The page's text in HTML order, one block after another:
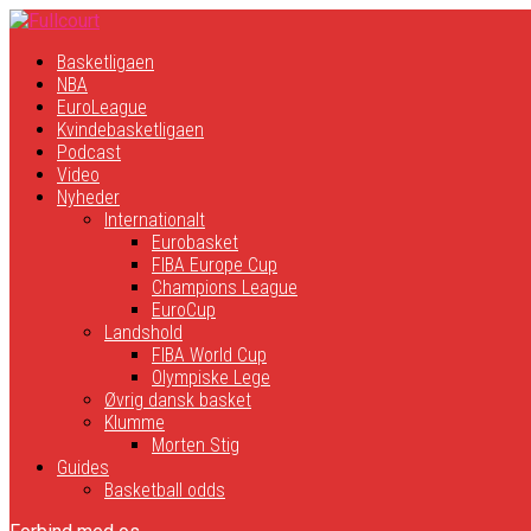
Basketligaen
NBA
EuroLeague
Kvindebasketligaen
Podcast
Video
Nyheder
Internationalt
Eurobasket
FIBA Europe Cup
Champions League
EuroCup
Landshold
FIBA World Cup
Olympiske Lege
Øvrig dansk basket
Klumme
Morten Stig
Guides
Basketball odds